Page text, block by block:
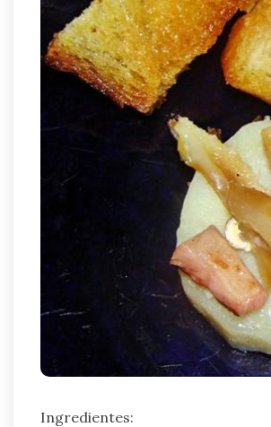
Ingredientes: